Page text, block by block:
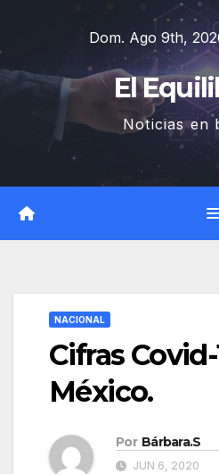
contenido
Dom. Ago 9th,
El
Noticias en
NACIONAL
Cifras
México.
Por Bárbara.S
JUN 6, 2020